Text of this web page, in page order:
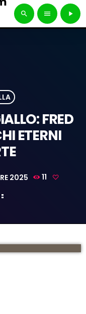
search menu play_arrow
FRED
ETERNI
2025 11